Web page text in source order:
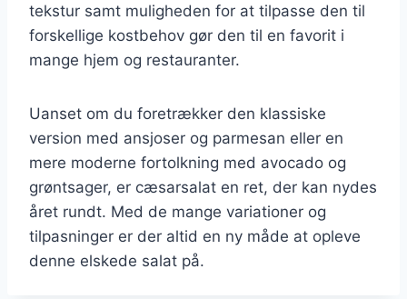
tekstur samt muligheden for at tilpasse den til
forskellige kostbehov gør den til en favorit i
mange hjem og restauranter.
Uanset om du foretrækker den klassiske
version med ansjoser og parmesan eller en
mere moderne fortolkning med avocado og
grøntsager, er cæsarsalat en ret, der kan nydes
året rundt. Med de mange variationer og
tilpasninger er der altid en ny måde at opleve
denne elskede salat på.